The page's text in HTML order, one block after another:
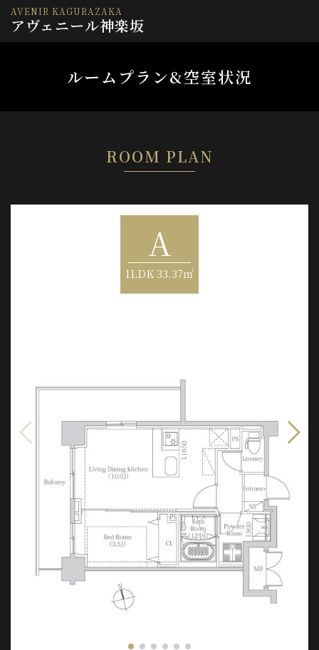
AVENIR KAGURAZAKA
アヴェニール神楽坂
ルームプラン&空室状況
ROOM PLAN
A
1LDK 33.37㎡
A’
1LDK 33.37㎡
B
1LDK 33.37㎡
B’
1K 33.37㎡
C
1LDK 36.23㎡
C’
1LDK 36.26㎡